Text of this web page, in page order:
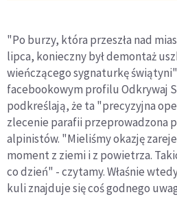
"Po burzy, która przeszła nad
lipca, konieczny był demontaż
wieńczącego sygnaturkę
facebookowym profilu Odkrywaj
podkreślają, że ta "precyzyjna
zlecenie parafii przeprowadzona
alpinistów. "Mieliśmy okazję
moment z ziemi i z powietrza.
co dzień" - czytamy. Właśnie
kuli znajduje się coś godnego